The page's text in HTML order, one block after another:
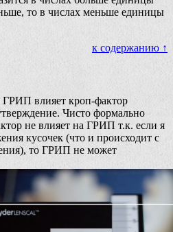
то в числах меньше единицы
к содержанию ↑
влияет кроп-фактор
Чисто формально
не влияет на ГРИП т.к. если я
кусочек (что и происходит с
то ГРИП не может